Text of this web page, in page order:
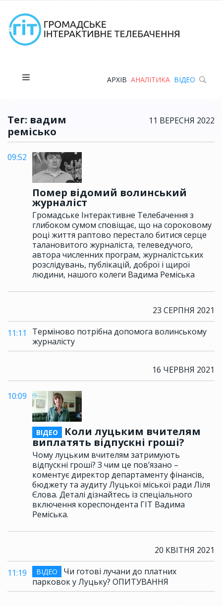
АРХІВ АНАЛІТИКА ВІДЕО
Тег: вадим
ремісько
11 ВЕРЕСНЯ 2022
09:52
Помер відомий волинський
журналіст
Громадське Інтерактивне Телебачення з
глибоком сумом сповіщає, що на сороковому
році життя раптово перестало битися серце
талановитого журналіста, телеведучого,
автора численних програм, журналістських
розслідувань, публікацій, доброї і щирої
людини, нашого колеги Вадима Реміська
23 СЕРПНЯ 2021
11:11
Терміново потрібна допомога волинському
журналісту
16 ЧЕРВНЯ 2021
10:09
ВІДЕО
Коли луцьким вчителям
виплатять відпускні гроші?
Чому луцьким вчителям затримують
відпускні гроші? З чим це пов’язано –
коментує директор департаменту фінансів,
бюджету та аудиту Луцької міської ради Ліля
Єлова. Деталі дізнайтесь із спеціального
включення кореспондента ГІТ Вадима
Реміська.
20 КВІТНЯ 2021
11:19 ВІДЕО
Чи готові лучани до платних
парковок у Луцьку? ОПИТУВАННЯ